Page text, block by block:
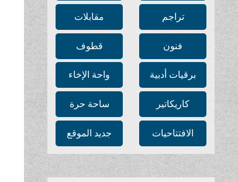
تراجم مقابلات
فنون قطوف
برقيات أدبية واحة الإخاء
كاريكاتير ساحة حرة
الافتتاحيات جديد الموقع